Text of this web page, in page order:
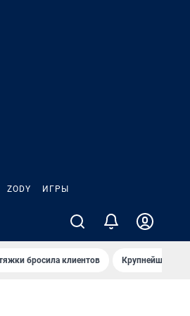
ZODY ИГРЫ
бросила клиентов Крупнейшие